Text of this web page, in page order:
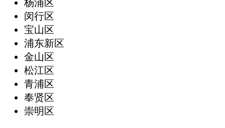
杨浦区
闵行区
宝山区
浦东新区
金山区
松江区
青浦区
奉贤区
崇明区